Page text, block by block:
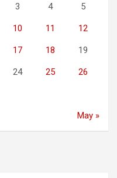
3 4 5
10 11 12
17 18 19
24 25 26
May »